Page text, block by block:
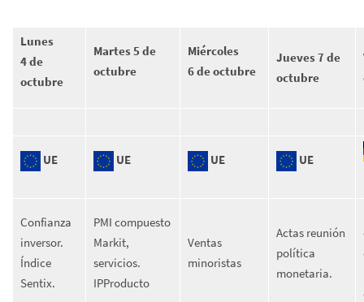
Lunes
4 de
octubre
Martes 5 de
octubre
Miércoles
6 de octubre
Jueves 7 de
octubre
UE UE UE UE
Confianza
inversor.
Índice
Sentix.
PMI compuesto
Markit,
servicios.
IPProducto
Ventas
minoristas
Actas reunión
política
monetaria.